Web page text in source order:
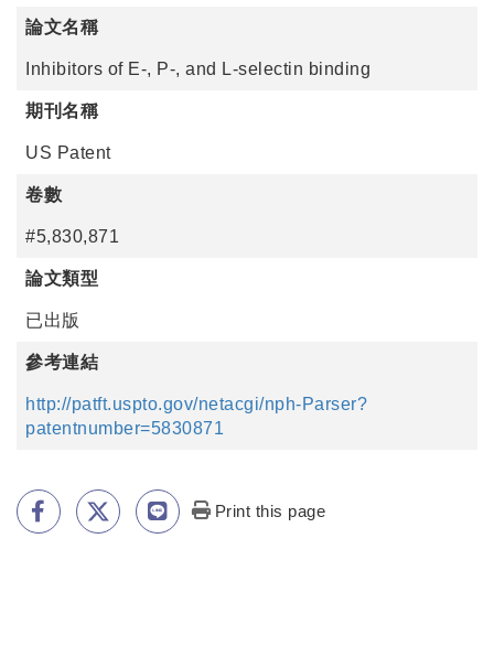
論文名稱
Inhibitors of E-, P-, and L-selectin binding
期刊名稱
US Patent
卷數
#5,830,871
論文類型
已出版
參考連結
http://patft.uspto.gov/netacgi/nph-Parser?
patentnumber=5830871
Print this page